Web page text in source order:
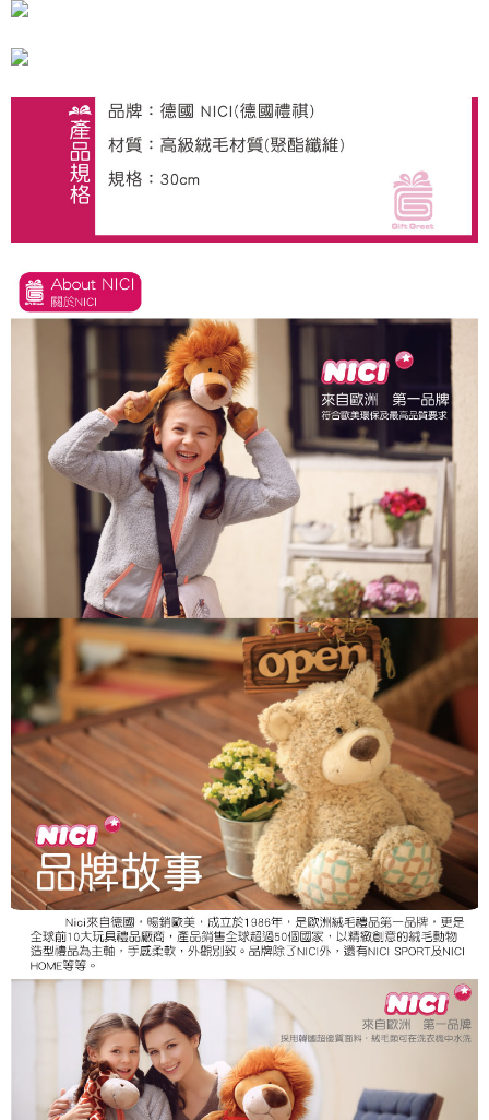
グでお支払いください。
代金納付期限は最短で 14 日以内ですので、ご注意ください。AFTEE アプ
リをダウンロードして AFTEE 会員になるとお支払い期限を最長 45 日以内
お支払期限は、ショップが請求した期日と、AFTEEで延長できる日数をも
とに計算されます。AFTEEで注文すると、商品を受け取るまで支払い期限
を延長できますが、商品を期限内に受け取れない場合があります（例：予
約商品や商品到着日が比較的遅い商品）。そのため、商品到着の有無に関
わらず、AFTEEで指定された期限内にお支払いください。
二、支払い限度額
き、限度額が設定されます。
2.決済金額は最低NT$20です。
3.現在、台湾の会員のみご利用いただけます。
三、利用規約「AFTEE代金後払い」（以下当サービスという）はネットプ
ロテクションズ（以下 AFTEE という）が提供し、AFTEEが代金を徴収し
ます。当サービスご利用の際に提供しなければならない個人情報（注文者
の氏名、電話番号、受取人の氏名、電話番号、受取人住所を含むがこれに
限らない）は、AFTEEに渡され当サービスで必要な範囲内で利用されま
す。AFTEEの個人情報の収集、処理、利用について、詳細はAFTEE公式ホ
ームページの『個人情報の収集、処理及び利用に関する声明』をご参照く
https://aftee.tw/privacypolicy/）。
AFTEEの初回ご利用の際に、審査を通過すれば、最高額がNT$10,000にな
ります。支払い期限を過ぎた場合、その金額に基づいて年利20%の遅延滞
納金が加算されます。未成年の利用者は、事前に法定代理人または後見人
の同意を得ればAFTEEをご利用いただけます。
個人情報の処理、利用について疑問がある、または関連する法律の権利を
行使したい場合は、ネットプロテクションズ cs_tw@netprotections.co.jp
にご連絡ください。上記に示した個人情報を、必要な購入注文書とあわせ
てAFTEEにご提供いただく、またはAFTEEにあなたの個人情報の収集、処
理、利用を許可することににご同意いただけない場合は、当サービスを選
択しないでください。
配送毎にNT$100、NT$490以上で送料無料
宅配
海外國家